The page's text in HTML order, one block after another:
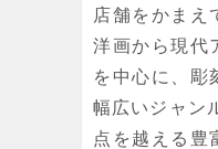
店舗をかまえ
洋画から現代
を中心に、彫
幅広いジャン
点を越える豊